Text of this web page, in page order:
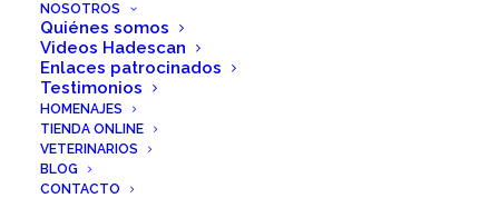
NOSOTROS
Quiénes somos
Videos Hadescan
Enlaces patrocinados
Testimonios
HOMENAJES
TIENDA ONLINE
VETERINARIOS
BLOG
CONTACTO